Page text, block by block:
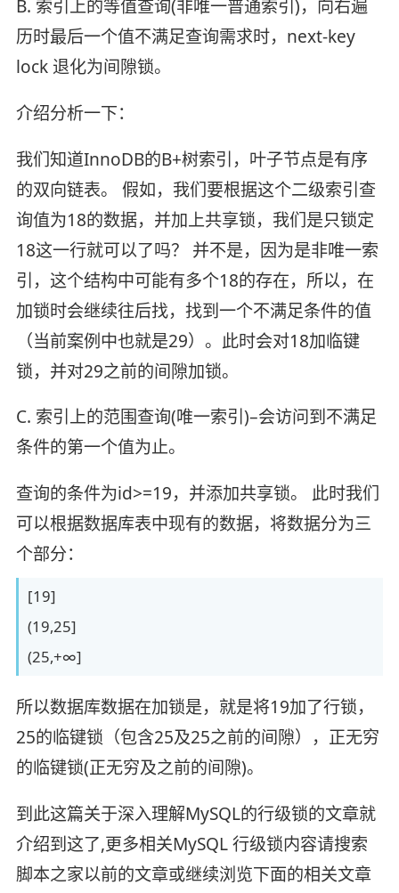
B. 索引上的等值查询(非唯一普通索引)，向右遍
历时最后一个值不满足查询需求时，next-key
lock 退化为间隙锁。
介绍分析一下：
我们知道InnoDB的B+树索引，叶子节点是有序
的双向链表。 假如，我们要根据这个二级索引查
询值为18的数据，并加上共享锁，我们是只锁定
18这一行就可以了吗？ 并不是，因为是非唯一索
引，这个结构中可能有多个18的存在，所以，在
加锁时会继续往后找，找到一个不满足条件的值
（当前案例中也就是29）。此时会对18加临键
锁，并对29之前的间隙加锁。
C. 索引上的范围查询(唯一索引)–会访问到不满足
条件的第一个值为止。
查询的条件为id>=19，并添加共享锁。 此时我们
可以根据数据库表中现有的数据，将数据分为三
个部分：
[19]
(19,25]
(25,+∞]
所以数据库数据在加锁是，就是将19加了行锁，
25的临键锁（包含25及25之前的间隙），正无穷
的临键锁(正无穷及之前的间隙)。
到此这篇关于深入理解MySQL的行级锁的文章就
介绍到这了,更多相关MySQL 行级锁内容请搜索
脚本之家以前的文章或继续浏览下面的相关文章